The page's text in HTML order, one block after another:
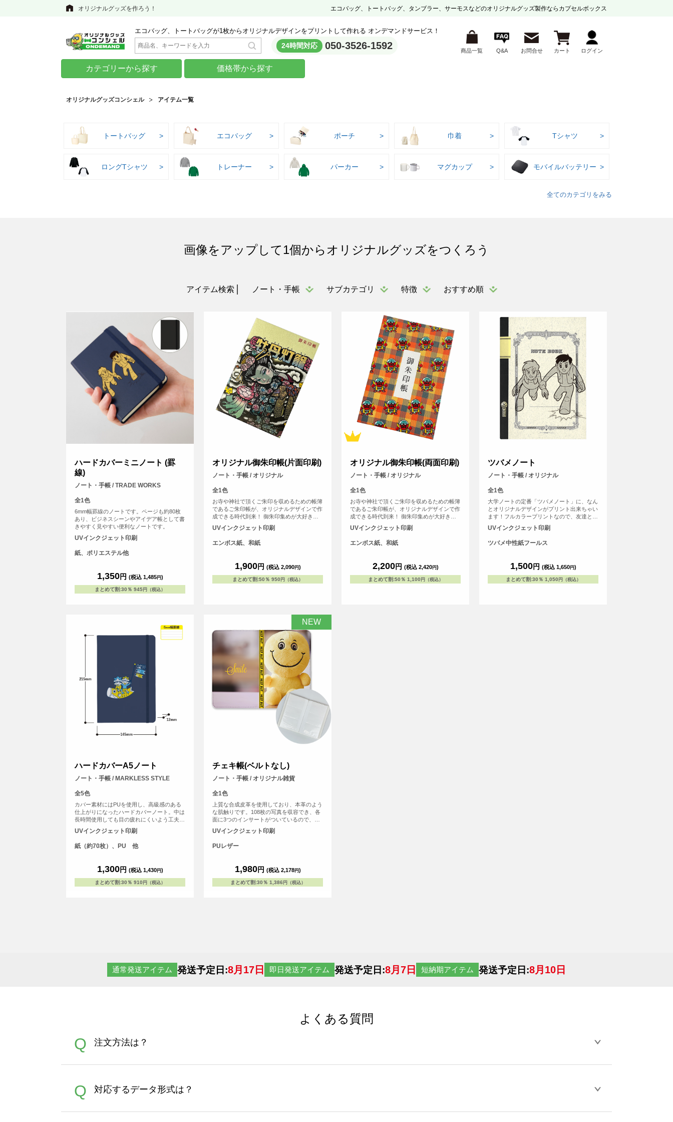
オリジナルグッズを作ろう！ エコバッグ、トートバッグ、タンブラー、サーモスなどのオリジナルグッズ製作ならカプセルボックス
エコバッグ、トートバッグが1枚からオリジナルデザインをプリントして作れる オンデマンドサービス！
24時間対応 050-3526-1592 商品一覧 Q&A お問合せ カート ログイン
カテゴリーから探す 価格帯から探す
オリジナルグッズコンシェル アイテム一覧
トートバッグ エコバッグ ポーチ 巾着 Tシャツ
ロングTシャツ トレーナー パーカー マグカップ モバイルバッテリー
全てのカテゴリをみる
画像をアップして1個からオリジナルグッズをつくろう
アイテム検索 ノート・手帳 サブカテゴリ 特徴 おすすめ順
ハードカバーミニノート (罫
線)
ノート・手帳 / TRADE WORKS
全1色
6mm幅罫線のノートです。ページも約80枚
あり、ビジネスシーンやアイデア帳として書
きやすく見やすい便利なノートです。
UVインクジェット印刷
紙、ポリエステル他
1,350円 (税込 1,485円)
まとめて割:30％ 945 円（税込）
オリジナル御朱印帳(片面印刷)
ノート・手帳 / オリジナル
全1色
お寺や神社で頂くご朱印を収めるための帳簿
であるご朱印帳が、オリジナルデザインで作
成できる時代到来！ 御朱印集めが大好きな
方、自分で作ったデザインをプリントして
MYご朱印帳が作れます！ご朱印集めが好き
な友だちへのプレゼントなどにもおすすめで
す！1点から作成可能で、初詣などで他の人
<br> ※こちらは小さいサイズの御朱印帳で
す。
UVインクジェット印刷
エンボス紙、和紙
1,900円 (税込 2,090円)
まとめて割:50％ 950 円（税込）
オリジナル御朱印帳(両面印刷)
ノート・手帳 / オリジナル
全1色
お寺や神社で頂くご朱印を収めるための帳簿
であるご朱印帳が、オリジナルデザインで作
成できる時代到来！ 御朱印集めが大好きな
方、自分で作ったデザインをプリントして
MYご朱印帳が作れます！ご朱印集めが好き
な友だちへのプレゼントなどにもおすすめで
す！1点から作成可能で、初詣などで他の人
<br> ※こちらは小さいサイズの御朱印帳で
す。
UVインクジェット印刷
エンボス紙、和紙
2,200円 (税込 2,420円)
まとめて割:50％ 1,100 円（税込）
ツバメノート
ノート・手帳 / オリジナル
全1色
大学ノートの定番「ツバメノート」に、なん
とオリジナルデザインがプリント出来ちゃい
ます！フルカラープリントなので、友達との
写真やデジタルのグラフィックもプリント可
能。 持っていればクラスの人気者になれる
こと間違いなしのアイテムです。
UVインクジェット印刷
ツバメ中性紙フールス
1,500円 (税込 1,650円)
まとめて割:30％ 1,050 円（税込）
ハードカバーA5ノート
ノート・手帳 / MARKLESS STYLE
全5色
カバー素材にはPUを使用し、高級感のある
仕上がりになったハードカバーノート。中は
長時間使用しても目の疲れにくいよう工夫を
凝らし罫線の色味や幅にもこだわっていま
す。
UVインクジェット印刷
紙（約70枚）、PU 他
1,300円 (税込 1,430円)
まとめて割:30％ 910 円（税込）
NEW
チェキ帳(ベルトなし)
ノート・手帳 / オリジナル雑貨
全1色
上質な合成皮革を使用しており、本革のよう
な肌触りです。108枚の写真を収容でき、各
面に3つのインサートがついているので、写
真の保存と表示に最適です。 チェキを収納
する推し活グッズとして、写真を保存するフ
ォトブックとしても便利なアイテムです。
UVインクジェット印刷
PUレザー
1,980円 (税込 2,178円)
まとめて割:30％ 1,386 円（税込）
通常発送アイテム 発送予定日:8月17日 即日発送アイテム 発送予定日:8月7日 短納期アイテム 発送予定日:8月10日
よくある質問
Q 注文方法は？
A
す。 30枚以上やシルク印刷など、大口注文の場合は、サポートが担当する
さい。製作する数量が多ければ多いほど、オンデマンドサービスよりも低価格で製作することが可能です。
Q 対応するデータ形式は？